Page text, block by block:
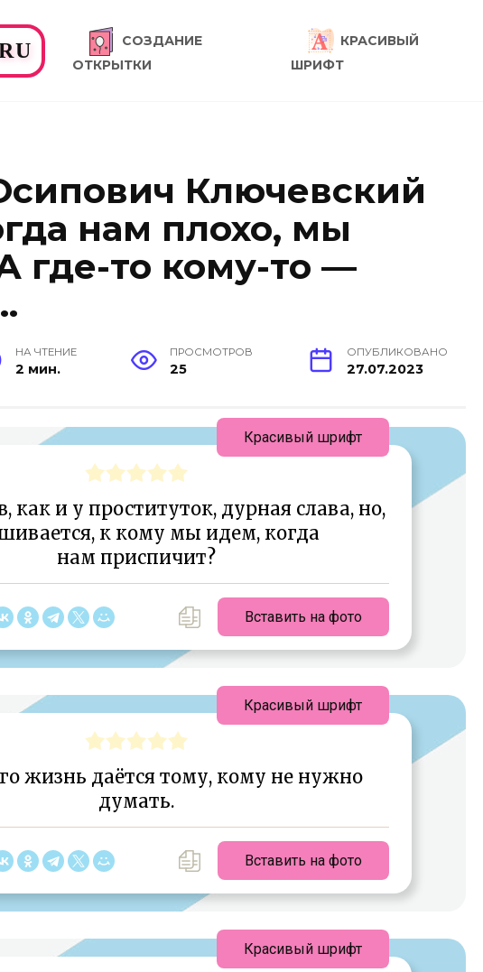
СОЗДАНИЕ
ОТКРЫТКИ
КРАСИВЫЙ
ШРИФТ
Ключевский
нам плохо, мы
где-то кому-то —
НА ЧТЕНИЕ
2 мин.
ПРОСМОТРОВ
25
ОПУБЛИКОВАНО
27.07.2023
как и у проституток, дурная слава, но,
к кому мы идем, когда
нам приспичит?
Вставить на фото
Красивый шрифт
жизнь даётся тому, кому не нужно
думать.
Вставить на фото
Красивый шрифт
Красивый шрифт